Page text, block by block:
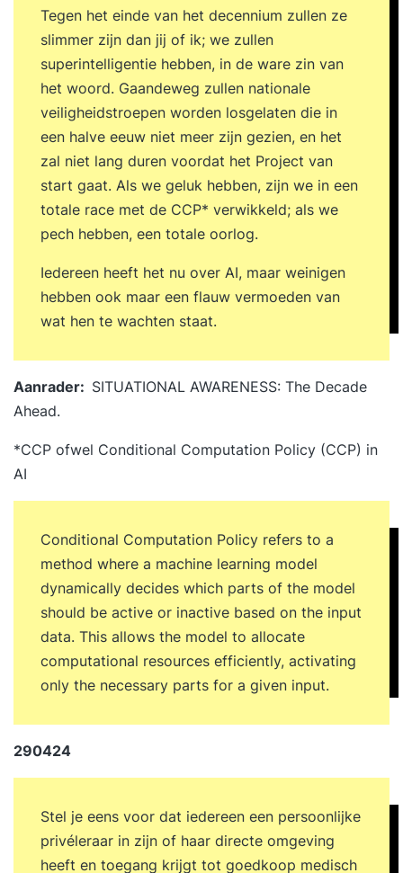
Tegen het einde van het decennium zullen ze
slimmer zijn dan jij of ik; we zullen
superintelligentie hebben, in de ware zin van
het woord. Gaandeweg zullen nationale
veiligheidstroepen worden losgelaten die in
een halve eeuw niet meer zijn gezien, en het
zal niet lang duren voordat het Project van
start gaat. Als we geluk hebben, zijn we in een
totale race met de CCP* verwikkeld; als we
pech hebben, een totale oorlog.
Iedereen heeft het nu over AI, maar weinigen
hebben ook maar een flauw vermoeden van
wat hen te wachten staat.
Aanrader: SITUATIONAL AWARENESS: The Decade
Ahead.
*CCP ofwel Conditional Computation Policy (CCP) in
AI
Conditional Computation Policy refers to a
method where a machine learning model
dynamically decides which parts of the model
should be active or inactive based on the input
data. This allows the model to allocate
computational resources efficiently, activating
only the necessary parts for a given input.
290424
Stel je eens voor dat iedereen een persoonlijke
privéleraar in zijn of haar directe omgeving
heeft en toegang krijgt tot goedkoop medisch